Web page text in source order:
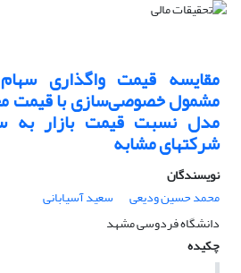
مقایسه قیمت واگذاری
مشمول خصوصی‌سازی با قیمت
شرکت‎های مشابه
نویسندگان
محمد حسین ودیعی
سعید آسیابانی
دانشگاه فردوسی مشهد
چکیده